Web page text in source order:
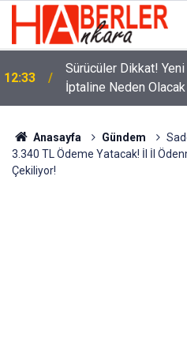
12:33
Sürücüler Dikkat!
İptaline Neden Olacak
Anasayfa Gündem
3.340 TL Ödeme Yatacak! İl İl
Çekiliyor!